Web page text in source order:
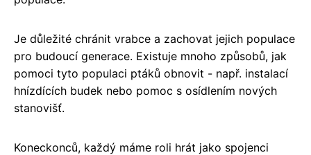
Je důležité chránit vrabce a zachovat jejich populace
pro budoucí generace. Existuje mnoho způsobů, jak
pomoci tyto populaci ptáků obnovit - např. instalací
hnízdících budek nebo pomoc s osídlením nových
stanovišť.
Koneckonců, každý máme roli hrát jako spojenci